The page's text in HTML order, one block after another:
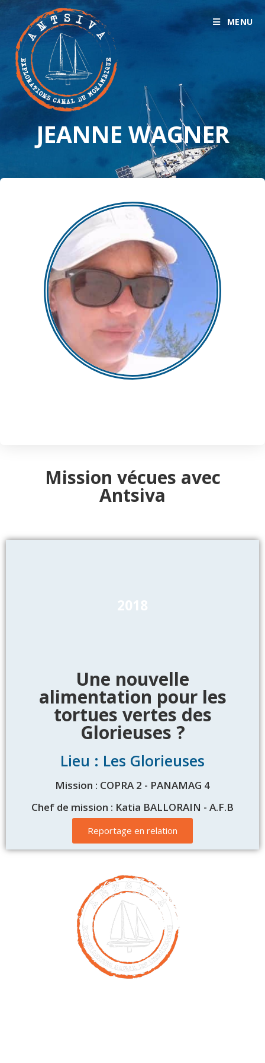
MENU
JEANNE WAGNER
Mission vécues avec
Antsiva
2018
Une nouvelle
alimentation pour les
tortues vertes des
Glorieuses ?
Lieu : Les Glorieuses
Mission : COPRA 2 - PANAMAG 4
Chef de mission : Katia BALLORAIN - A.F.B
Reportage en relation